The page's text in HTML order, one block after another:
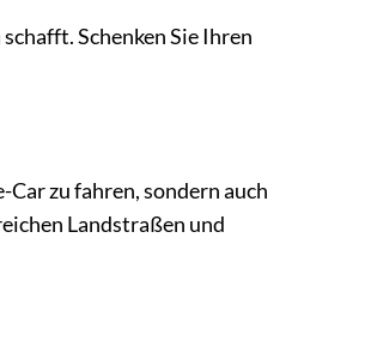
Schenken Sie Ihren
zu fahren, sondern auch
Landstraßen und